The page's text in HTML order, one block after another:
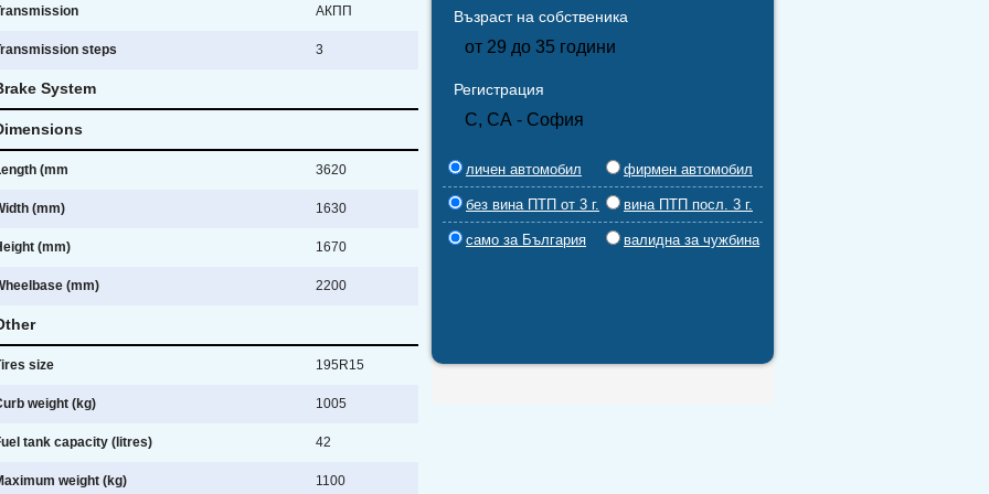
АКПП
steps 3
System
(mm 3620
(mm) 1630
(mm) 1670
(mm) 2200
size 195R15
weight (kg) 1005
tank capacity (litres) 42
weight (kg) 1100
Възраст на собственика
от 29 до 35 години
Регистрация
С, СА - София
личен автомобил фирмен автомобил
без вина ПТП от 3 г. вина ПТП посл. 3 г.
само за България валидна за чужбина